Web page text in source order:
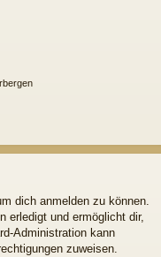
dich anmelden zu können.
erledigt und ermöglicht dir,
Administration kann
zuweisen.